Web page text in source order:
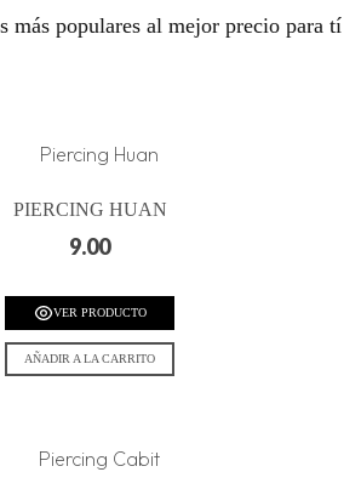
más populares al mejor precio para tí
PIERCING HUAN
9.00
VER PRODUCTO
AÑADIR A LA CARRITO